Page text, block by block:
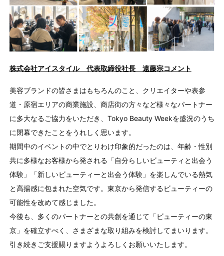
株式会社アイスタイル 代表取締役社長 遠藤宗コメント
美容ブランドの皆さまはもちろんのこと、クリエイターや表参
道・原宿エリアの商業施設、商店街の方々など様々なパートナー
に多大なるご協力をいただき、Tokyo Beauty Weekを盛況のうち
に閉幕できたことをうれしく思います。
期間中のイベントの中でとりわけ印象的だったのは、年齢・性別
共に多様なお客様から発される「自分らしいビューティと出会う
体験」「新しいビューティーと出会う体験」を楽しんでいる熱気
と高揚感に包まれた空気です。東京から発信するビューティーの
可能性を改めて感じました。
今後も、多くのパートナーとの共創を通じて「ビューティーの東
京」を確立すべく、さまざまな取り組みを検討してまいります。
引き続きご支援賜りますようよろしくお願いいたします。